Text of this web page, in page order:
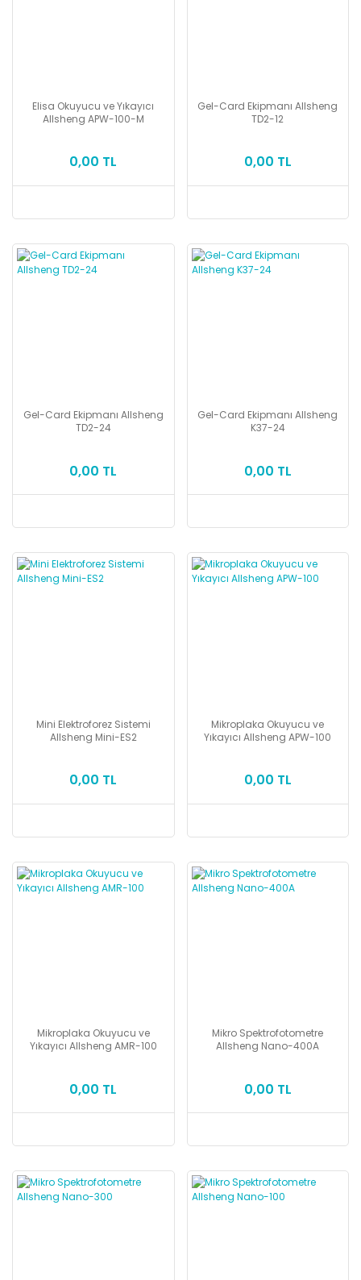
Elisa Okuyucu ve Yıkayıcı
Allsheng APW-100-M
0,00 TL
Gel-Card Ekipmanı Allsheng
TD2-12
0,00 TL
Gel-Card Ekipmanı Allsheng
TD2-24
0,00 TL
Gel-Card Ekipmanı Allsheng
K37-24
0,00 TL
Mini Elektroforez Sistemi
Allsheng Mini-ES2
0,00 TL
Mikroplaka Okuyucu ve
Yıkayıcı Allsheng APW-100
0,00 TL
Mikroplaka Okuyucu ve
Yıkayıcı Allsheng AMR-100
0,00 TL
Mikro Spektrofotometre
Allsheng Nano-400A
0,00 TL